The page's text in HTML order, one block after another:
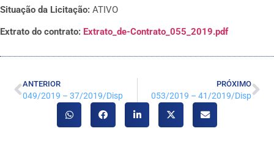
Situação da Licitação: ATIVO
Extrato do contrato: Extrato_de-Contrato_055_2019.pdf
ANTERIOR
049/2019 – 37/2019/Disp
PRÓXIMO
053/2019 – 41/2019/Disp